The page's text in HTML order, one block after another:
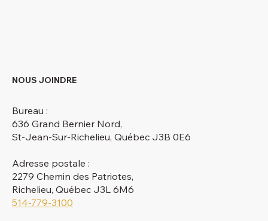
NOUS JOINDRE
Bureau :
636 Grand Bernier Nord,
St-Jean-Sur-Richelieu, Québec J3B 0E6
Adresse postale :
2279 Chemin des Patriotes,
Richelieu, Québec J3L 6M6
514-779-3100